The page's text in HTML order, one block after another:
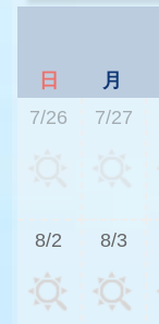
日 月
7/26
7/27
8/2 8/3